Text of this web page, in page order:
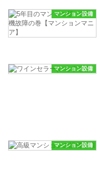
マンション設備
マンション設備
マンション設備